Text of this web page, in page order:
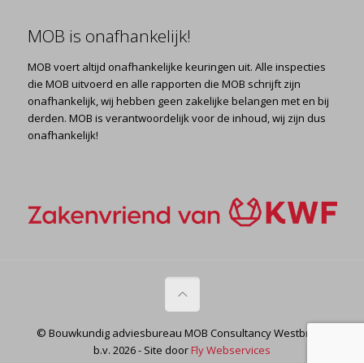
MOB is onafhankelijk!
MOB voert altijd onafhankelijke keuringen uit. Alle inspecties
die MOB uitvoerd en alle rapporten die MOB schrijft zijn
onafhankelijk, wij hebben geen zakelijke belangen met en bij
derden. MOB is verantwoordelijk voor de inhoud, wij zijn dus
onafhankelijk!
© Bouwkundig adviesbureau MOB Consultancy Westbroek
b.v. 2026 - Site doorFly Webservices